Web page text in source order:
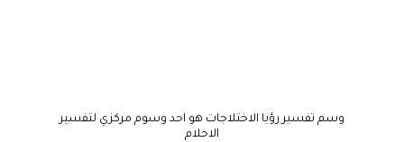
وسم تفسير رؤيا الاختلاجات هو احد وسوم مركزي لتفسير
الاحلام